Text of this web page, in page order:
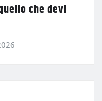
che devi